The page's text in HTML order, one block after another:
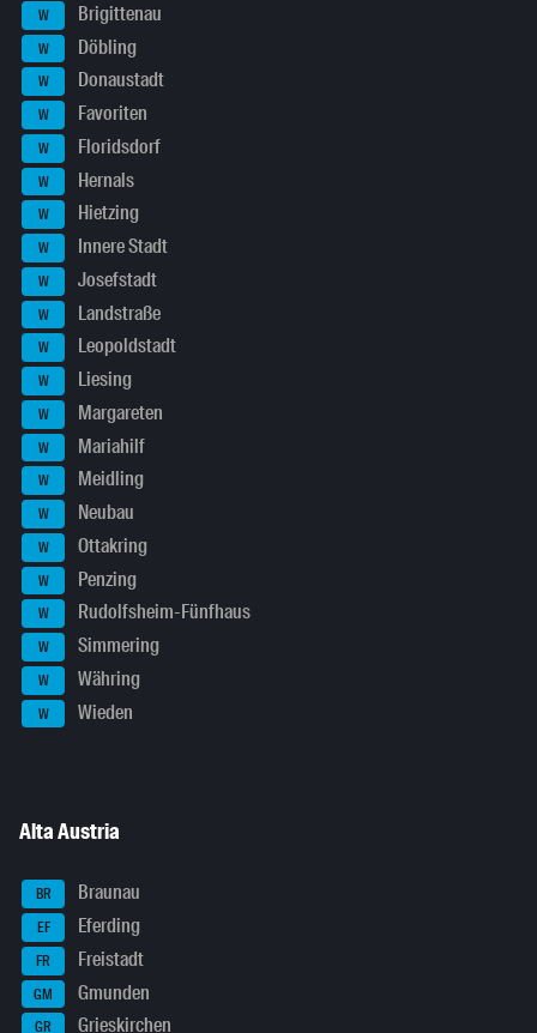
W Brigittenau
W Döbling
W Donaustadt
W Favoriten
W Floridsdorf
W Hernals
W Hietzing
W Innere Stadt
W Josefstadt
W Landstraße
W Leopoldstadt
W Liesing
W Margareten
W Mariahilf
W Meidling
W Neubau
W Ottakring
W Penzing
W Rudolfsheim-Fünfhaus
W Simmering
W Währing
W Wieden
Alta Austria
BR Braunau
EF Eferding
FR Freistadt
GM Gmunden
GR Grieskirchen